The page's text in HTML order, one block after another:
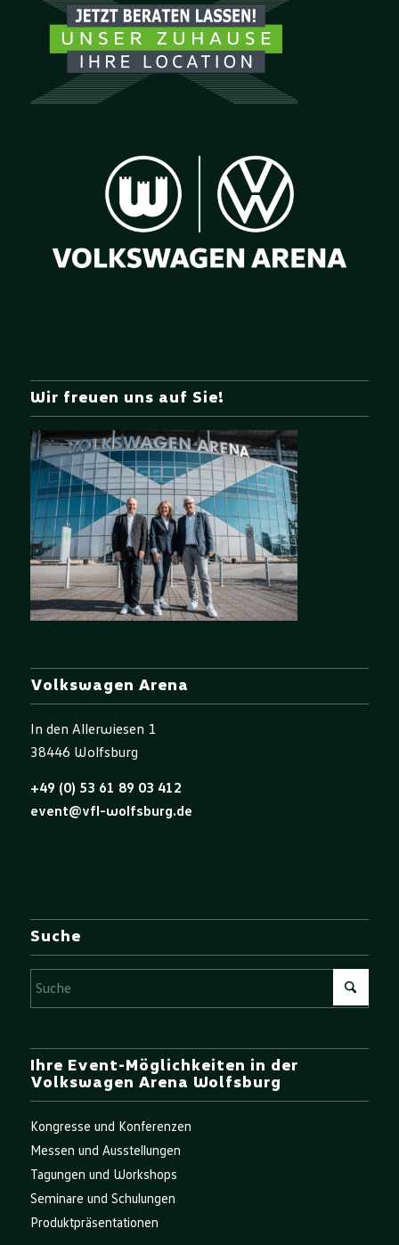
Wir freuen uns auf Sie!
Volkswagen Arena
In den Allerwiesen 1
38446 Wolfsburg
+49 (0) 53 61 89 03 412
event@vfl-wolfsburg.de
Suche
Ihre Event-Möglichkeiten in der
Volkswagen Arena Wolfsburg
Kongresse und Konferenzen
Messen und Ausstellungen
Tagungen und Workshops
Seminare und Schulungen
Produktpräsentationen